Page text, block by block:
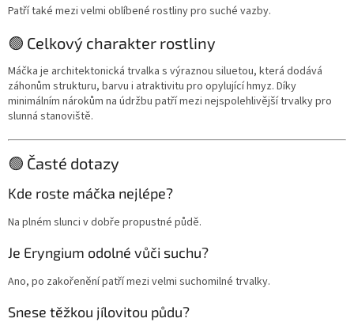
Patří také mezi velmi oblíbené rostliny pro suché vazby.
🟢 Celkový charakter rostliny
Máčka je architektonická trvalka s výraznou siluetou, která dodává
záhonům strukturu, barvu i atraktivitu pro opylující hmyz. Díky
minimálním nárokům na údržbu patří mezi nejspolehlivější trvalky pro
slunná stanoviště.
🟢 Časté dotazy
Kde roste máčka nejlépe?
Na plném slunci v dobře propustné půdě.
Je Eryngium odolné vůči suchu?
Ano, po zakořenění patří mezi velmi suchomilné trvalky.
Snese těžkou jílovitou půdu?